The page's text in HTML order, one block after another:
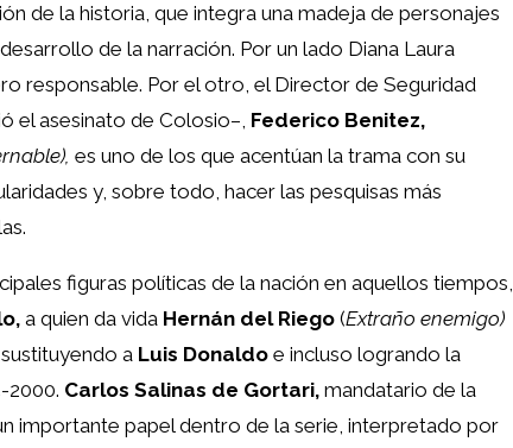
de la historia, que integra una madeja de personajes
de la narración. Por un lado Diana Laura
responsable. Por el otro, el Director de Seguridad
el asesinato de Colosio–, Federico Benitez,
es uno de los que acentúan la trama con su
y, sobre todo, hacer las pesquisas más
figuras políticas de la nación en aquellos tiempos,
a quien da vida Hernán del Riego (Extraño enemigo)
a Luis Donaldo e incluso logrando la
2000. Carlos Salinas de Gortari, mandatario de la
importante papel dentro de la serie, interpretado por